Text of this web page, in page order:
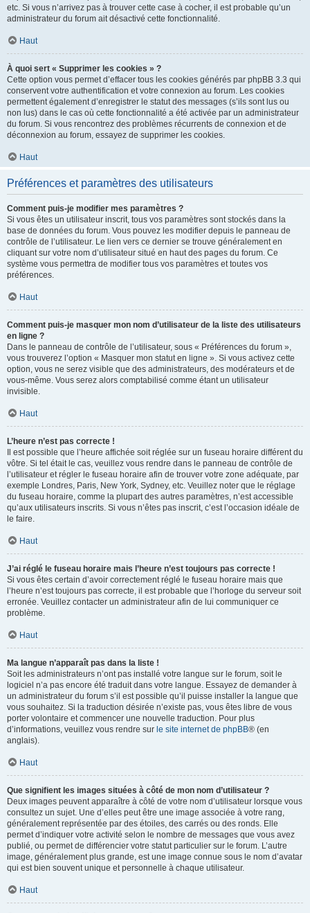
etc. Si vous n’arrivez pas à trouver cette case à cocher, il est probable qu’un
administrateur du forum ait désactivé cette fonctionnalité.
Haut
À quoi sert « Supprimer les cookies » ?
Cette option vous permet d’effacer tous les cookies générés par phpBB 3.3 qui
conservent votre authentification et votre connexion au forum. Les cookies
permettent également d’enregistrer le statut des messages (s’ils sont lus ou
non lus) dans le cas où cette fonctionnalité a été activée par un administrateur
du forum. Si vous rencontrez des problèmes récurrents de connexion et de
déconnexion au forum, essayez de supprimer les cookies.
Haut
Préférences et paramètres des utilisateurs
Comment puis-je modifier mes paramètres ?
Si vous êtes un utilisateur inscrit, tous vos paramètres sont stockés dans la
base de données du forum. Vous pouvez les modifier depuis le panneau de
contrôle de l’utilisateur. Le lien vers ce dernier se trouve généralement en
cliquant sur votre nom d’utilisateur situé en haut des pages du forum. Ce
système vous permettra de modifier tous vos paramètres et toutes vos
préférences.
Haut
Comment puis-je masquer mon nom d’utilisateur de la liste des utilisateurs
en ligne ?
Dans le panneau de contrôle de l’utilisateur, sous « Préférences du forum »,
vous trouverez l’option « Masquer mon statut en ligne ». Si vous activez cette
option, vous ne serez visible que des administrateurs, des modérateurs et de
vous-même. Vous serez alors comptabilisé comme étant un utilisateur
invisible.
Haut
L’heure n’est pas correcte !
Il est possible que l’heure affichée soit réglée sur un fuseau horaire différent du
vôtre. Si tel était le cas, veuillez vous rendre dans le panneau de contrôle de
l’utilisateur et régler le fuseau horaire afin de trouver votre zone adéquate, par
exemple Londres, Paris, New York, Sydney, etc. Veuillez noter que le réglage
du fuseau horaire, comme la plupart des autres paramètres, n’est accessible
qu’aux utilisateurs inscrits. Si vous n’êtes pas inscrit, c’est l’occasion idéale de
le faire.
Haut
J’ai réglé le fuseau horaire mais l’heure n’est toujours pas correcte !
Si vous êtes certain d’avoir correctement réglé le fuseau horaire mais que
l’heure n’est toujours pas correcte, il est probable que l’horloge du serveur soit
erronée. Veuillez contacter un administrateur afin de lui communiquer ce
problème.
Haut
Ma langue n’apparaît pas dans la liste !
Soit les administrateurs n’ont pas installé votre langue sur le forum, soit le
logiciel n’a pas encore été traduit dans votre langue. Essayez de demander à
un administrateur du forum s’il est possible qu’il puisse installer la langue que
vous souhaitez. Si la traduction désirée n’existe pas, vous êtes libre de vous
porter volontaire et commencer une nouvelle traduction. Pour plus
d’informations, veuillez vous rendre sur le site internet de phpBB® (en
anglais).
Haut
Que signifient les images situées à côté de mon nom d’utilisateur ?
Deux images peuvent apparaître à côté de votre nom d’utilisateur lorsque vous
consultez un sujet. Une d’elles peut être une image associée à votre rang,
généralement représentée par des étoiles, des carrés ou des ronds. Elle
permet d’indiquer votre activité selon le nombre de messages que vous avez
publié, ou permet de différencier votre statut particulier sur le forum. L’autre
image, généralement plus grande, est une image connue sous le nom d’avatar
qui est bien souvent unique et personnelle à chaque utilisateur.
Haut